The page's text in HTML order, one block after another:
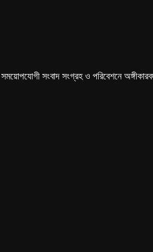
সংবাদ সংগ্রহ ও পরিবেশনে